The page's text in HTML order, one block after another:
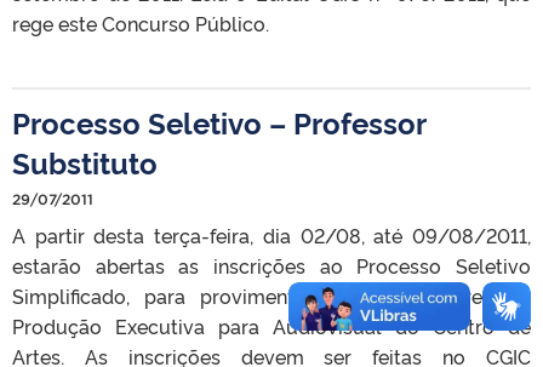
rege este Concurso Público.
Processo Seletivo – Professor
Substituto
29/07/2011
A partir desta terça-feira, dia 02/08, até 09/08/2011,
estarão abertas as inscrições ao Processo Seletivo
Simplificado, para provimento de vaga na área de
Produção Executiva para Audiovisual do Centro de
Artes. As inscrições devem ser feitas no CGIC